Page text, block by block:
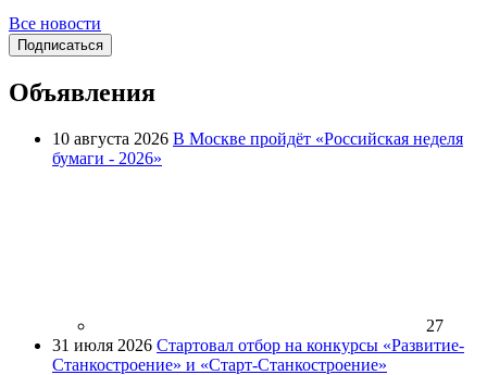
Все новости
Подписаться
Объявления
10 августа 2026 В Москве пройдёт «Российская неделя
бумаги - 2026»
27
31 июля 2026 Стартовал отбор на конкурсы «Развитие-
Станкостроение» и «Старт-Станкостроение»